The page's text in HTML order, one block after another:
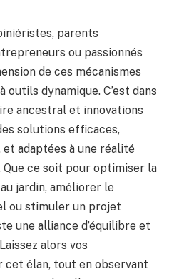
parents
ou passionnés
de ces mécanismes
outils dynamique. C’est dans
ancestral et innovations
solutions efficaces,
adaptées à une réalité
ce soit pour optimiser la
jardin, améliorer le
ou stimuler un projet
une alliance d’équilibre et
alors vos
cet élan, tout en observant